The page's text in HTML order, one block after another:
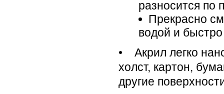
разносится по
Прекрасно
водой и
• Акрил легко
холст, картон,
другие